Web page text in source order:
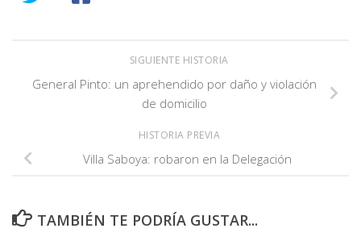
SIGUIENTE HISTORIA
General Pinto: un aprehendido por daño y violación
de domicilio
HISTORIA PREVIA
Villa Saboya: robaron en la Delegación
TAMBIÉN TE PODRÍA GUSTAR...